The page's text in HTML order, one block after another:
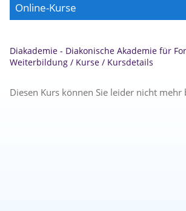
Online-Kurse
Diakademie - Diakonische Akademie für
Weiterbildung / Kurse / Kursdetails
Diesen Kurs können Sie leider nicht mehr